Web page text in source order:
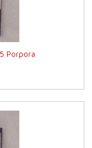
Porpora